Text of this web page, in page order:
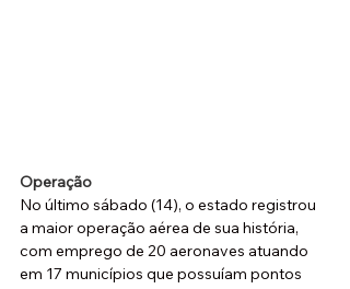
Operação
No último sábado (14), o estado registrou
a maior operação aérea de sua história,
com emprego de 20 aeronaves atuando
em 17 municípios que possuíam pontos